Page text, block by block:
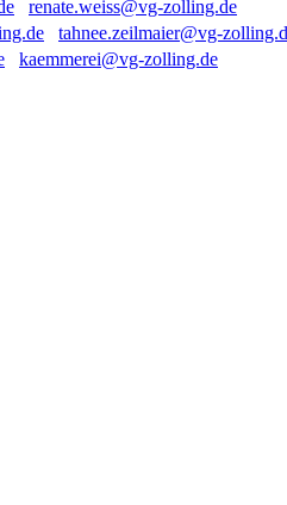
renate.weiss@vg-zolling.de
tahnee.zeilmaier@vg-
kaemmerei@vg-zolling.de